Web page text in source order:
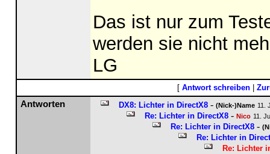
Das ist nur zum
werden sie nicht
LG
[ Antwort schreiben
Antworten DX8: Lichter in DirectX8- (Nick-)Name 11.
Re: Lichter in DirectX8- Nico 11.
Re: Lichter in DirectX8-
Re: Lichter in
Re: Lichter